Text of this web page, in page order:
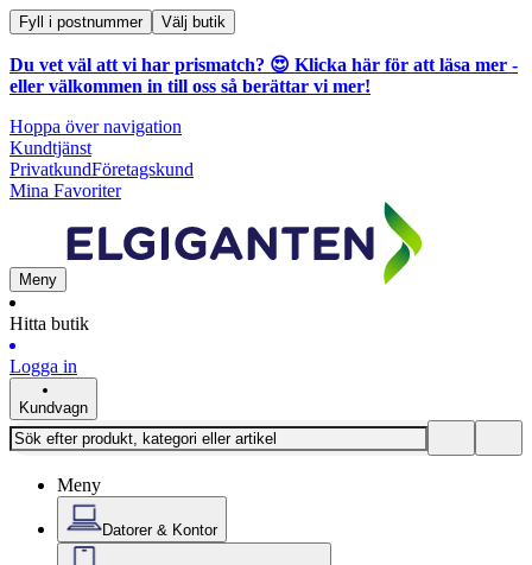
Fyll i postnummer Välj butik
Du vet väl att vi har prismatch? 😍 Klicka här för att läsa mer -
eller välkommen in till oss så berättar vi mer!
Hoppa över navigation
Kundtjänst
PrivatkundFöretagskund
Mina Favoriter
Meny
Hitta butik
Logga in
Kundvagn
Meny
Datorer & Kontor